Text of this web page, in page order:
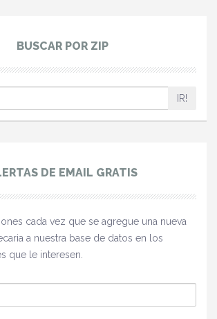
BUSCAR POR ZIP
IR!
DE EMAIL GRATIS
cada vez que se agregue una nueva
a nuestra base de datos en los
que le interesen.